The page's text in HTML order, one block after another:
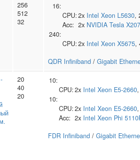
256
512
32
16:
CPU:2x Intel Xeon L5630,
Acc: 2x NVIDIA Tesla
240:
CPU:2x Intel Xeon X5675,
QDR Infiniband / Gigabit
20
40
20
10:
CPU:2x Intel Xeon E5-2660
10:
CPU:2x Intel Xeon E5-2660
Acc: 2x Intel Xeon Phi
FDR Infiniband / Gigabit